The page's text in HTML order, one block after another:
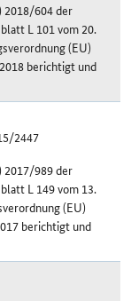
2018/604 der
L 101 vom 20.
(EU)
berichtigt und
2447
2017/989 der
L 149 vom 13.
(EU)
berichtigt und